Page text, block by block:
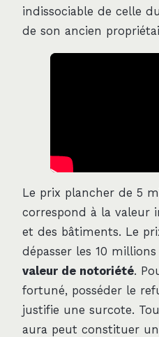
indissociable de celle
de son ancien
Le prix plancher de 5
correspond à la valeur
et des bâtiments. Le
dépasser les 10
valeur de notoriété.
fortuné, posséder le
justifie une surcote.
aura peut constituer